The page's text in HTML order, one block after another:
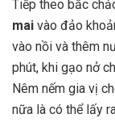
Tiếp theo bắc
mai vào đảo
vào nồi và thêm
phút, khi gạo nở
Nêm nếm gia vị
nữa là có thể lấy